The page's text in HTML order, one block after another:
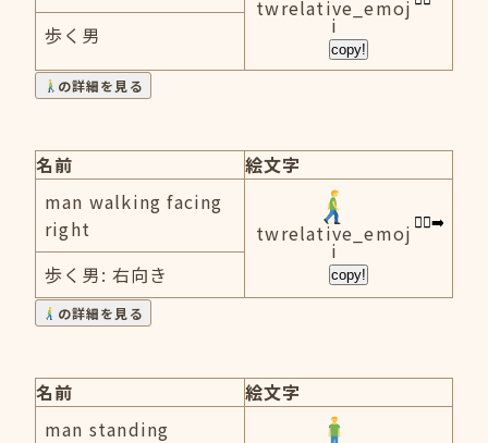
twrelative_emoj
i
copy!
歩く男
の詳細を見る
名前
絵文字
man walking facing
right
twrelative_emoj
i
copy!
歩く男: 右向き
の詳細を見る
名前
絵文字
man standing